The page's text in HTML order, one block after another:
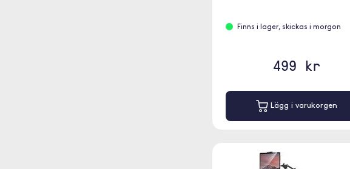
Finns i lager, skickas i morgon
499 kr
Lägg i varukorgen